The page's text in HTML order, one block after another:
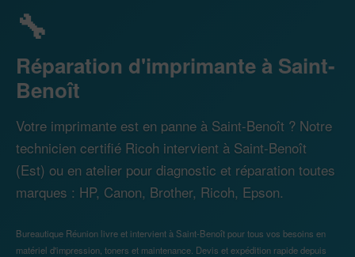
🔧
Réparation d'imprimante à Saint-
Benoît
Votre imprimante est en panne à Saint-Benoît ? Notre
technicien certifié Ricoh intervient à Saint-Benoît
(Est) ou en atelier pour diagnostic et réparation toutes
marques : HP, Canon, Brother, Ricoh, Epson.
Bureautique Réunion livre et intervient à Saint-Benoît pour tous vos besoins en
matériel d'impression, toners et maintenance. Devis et expédition rapide depuis